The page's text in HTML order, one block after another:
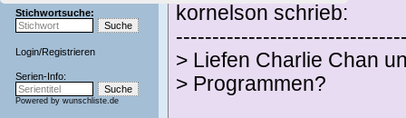
Stichwortsuche:
Login/Registrieren
Serien-Info:
Powered by wunschliste.de
kornelson schrieb:
> Liefen Charlie Chan
> Programmen?